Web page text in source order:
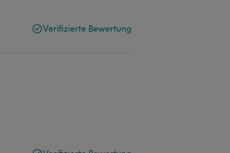
Verifizierte Bewertung